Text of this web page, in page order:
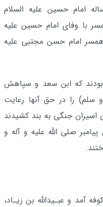
امام حسین علیه السلام
با وفاى امام حسین علیه
امام حسن مجتبى علیه
بودند که ابن سعد و سپاهش
سلم) را در حق آنها رعایت
اسیران جنگى به بند کشیدند
صلى الله علیه و آله و
آمد و عبـیدالله بن زیـاد،